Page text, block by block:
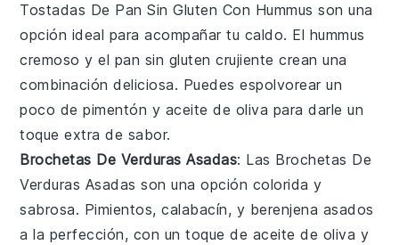
Tostadas De Pan Sin Gluten Con Hummus son una
opción ideal para acompañar tu caldo. El hummus
cremoso y el pan sin gluten crujiente crean una
combinación deliciosa. Puedes espolvorear un
poco depimentón y aceite de oliva para darle un
toque extra de sabor.
Brochetas De Verduras Asadas: Las Brochetas De
Verduras Asadas son una opción colorida y
sabrosa. Pimientos,calabacín, y berenjena asados
a la perfección, con un toque de aceite de oliva y